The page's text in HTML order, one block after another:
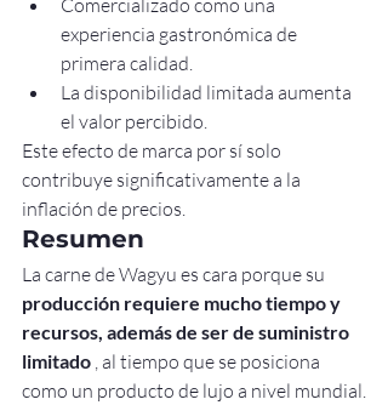
Comercializado como una
experiencia gastronómica de
primera calidad.
La disponibilidad limitada aumenta
el valor percibido.
Este efecto de marca por sí solo
contribuye significativamente a la
inflación de precios.
Resumen
La carne de Wagyu es cara porque su
producción requiere mucho tiempo y
recursos, además de ser de suministro
limitado , al tiempo que se posiciona
como un producto de lujo a nivel mundial.